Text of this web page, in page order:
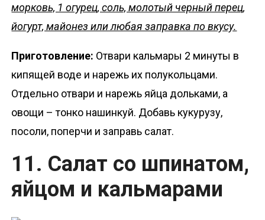
морковь, 1 огурец, соль, молотый черный перец,
йогурт, майонез или любая заправка по вкусу.
Приготовление: Отвари кальмары 2 минуты в
кипящей воде и нарежь их полукольцами.
Отдельно отвари и нарежь яйца дольками, а
овощи – тонко нашинкуй. Добавь кукурузу,
посоли, поперчи и заправь салат.
11. Салат со шпинатом,
яйцом и кальмарами